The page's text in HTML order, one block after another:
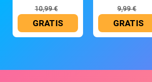
10,99 €
GRATIS
9,99 €
GRATIS